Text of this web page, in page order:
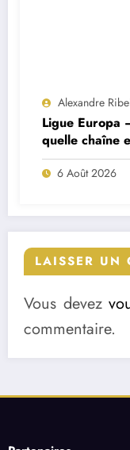
Alexandre
Ligue Europa
quelle chaîne
match ?
6 Août 2026
LAISSER UN
Vous devez
commentaire.